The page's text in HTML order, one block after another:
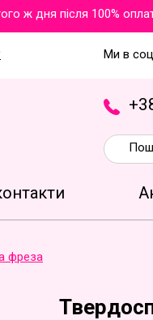
дня після 100%
Ми в
+3
фреза